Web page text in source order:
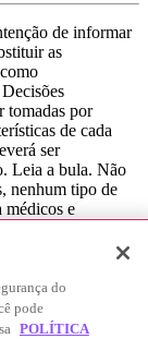
de informar
as
tomadas por
de cada
ser
Leia a bula. Não
nenhum tipo de
médicos e
ou seja,
os preços de
para que sua
da compra
do
pode
POLÍTICA